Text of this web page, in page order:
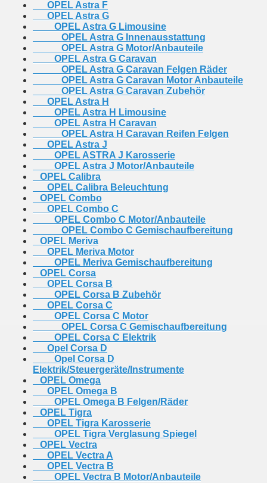
OPEL Astra F
OPEL Astra G
OPEL Astra G Limousine
OPEL Astra G Innenausstattung
OPEL Astra G Motor/Anbauteile
OPEL Astra G Caravan
OPEL Astra G Caravan Felgen Räder
OPEL Astra G Caravan Motor Anbauteile
OPEL Astra G Caravan Zubehör
OPEL Astra H
OPEL Astra H Limousine
OPEL Astra H Caravan
OPEL Astra H Caravan Reifen Felgen
OPEL Astra J
OPEL ASTRA J Karosserie
OPEL Astra J Motor/Anbauteile
OPEL Calibra
OPEL Calibra Beleuchtung
OPEL Combo
OPEL Combo C
OPEL Combo C Motor/Anbauteile
OPEL Combo C Gemischaufbereitung
OPEL Meriva
OPEL Meriva Motor
OPEL Meriva Gemischaufbereitung
OPEL Corsa
OPEL Corsa B
OPEL Corsa B Zubehör
OPEL Corsa C
OPEL Corsa C Motor
OPEL Corsa C Gemischaufbereitung
OPEL Corsa C Elektrik
Opel Corsa D
Opel Corsa D
Elektrik/Steuergeräte/Instrumente
OPEL Omega
OPEL Omega B
OPEL Omega B Felgen/Räder
OPEL Tigra
OPEL Tigra Karosserie
OPEL Tigra Verglasung Spiegel
OPEL Vectra
OPEL Vectra A
OPEL Vectra B
OPEL Vectra B Motor/Anbauteile